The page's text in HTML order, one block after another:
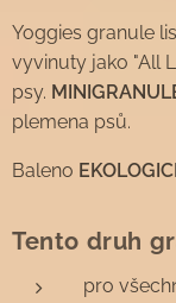
Yoggies granule
vyvinuty jako "All
psy.
plemena psů.
Baleno
Tento druh
pro